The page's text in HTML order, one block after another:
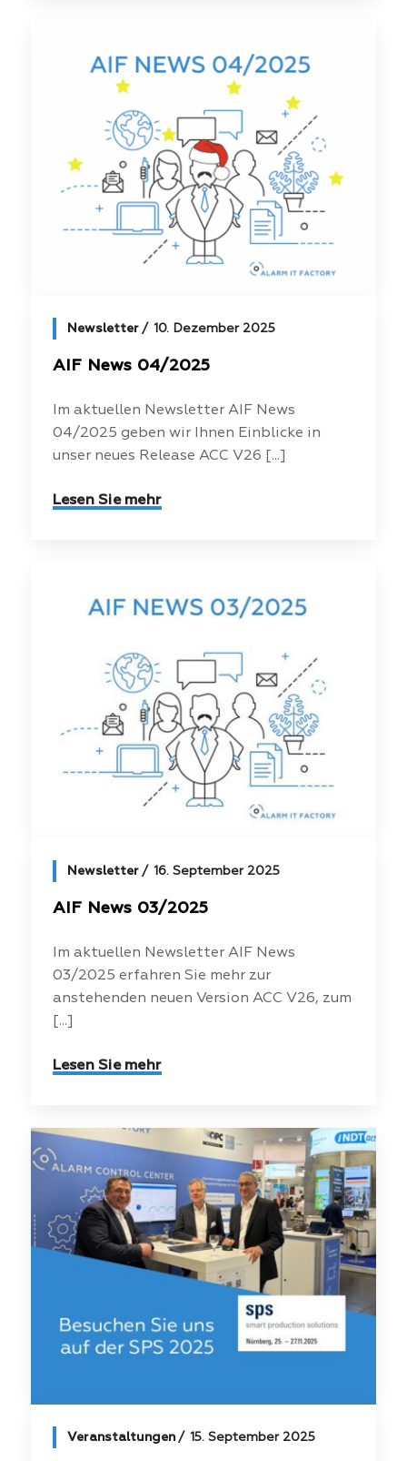
Newsletter 10. Dezember 2025
AIF News 04/2025
Im aktuellen Newsletter AIF News
04/2025 geben wir Ihnen Einblicke in
unser neues Release ACC V26 [...]
Lesen Sie mehr
Newsletter 16. September 2025
AIF News 03/2025
Im aktuellen Newsletter AIF News
03/2025 erfahren Sie mehr zur
anstehenden neuen Version ACC V26, zum
[...]
Lesen Sie mehr
Veranstaltungen 15. September 2025